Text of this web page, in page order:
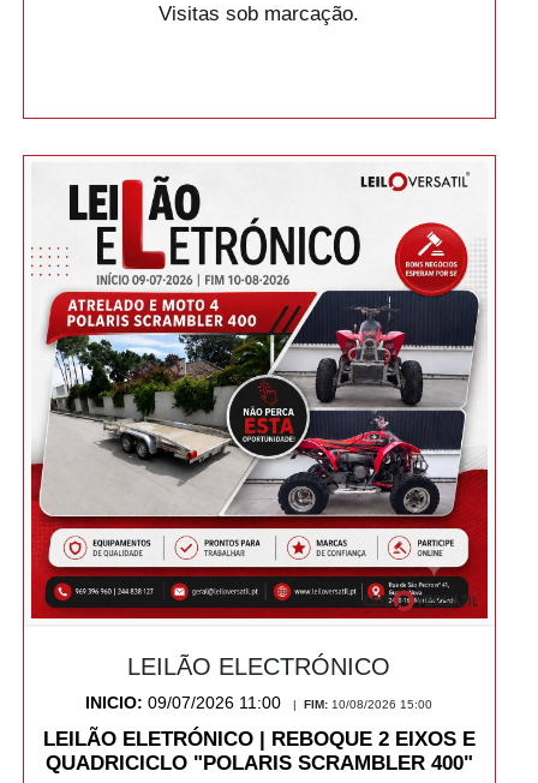
Visitas sob marcação.
LEILÃO ELECTRÓNICO
INICIO:09/07/2026 11:00 FIM:10/08/2026 15:00
LEILÃO ELETRÓNICO | REBOQUE 2 EIXOS E
QUADRICICLO "POLARIS SCRAMBLER 400"